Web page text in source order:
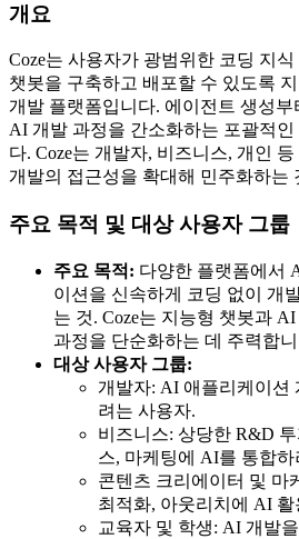
개요
Coze는 사용자가 광범위한 코딩 지
챗봇을 구축하고 배포할 수 있도록
개발 플랫폼입니다. 에이전트 생성부
AI 개발 과정을 간소화하는 포괄적인
다. Coze는 개발자, 비즈니스, 개인
개발의 접근성을 확대해 민주화하는
주요 목적 및 대상 사용자 그룹
주요 목적: 다양한 플랫폼에서
이션을 신속하게 코딩 없이 개
는 것. Coze는 지능형 챗봇과
과정을 단순화하는 데 주력합
대상 사용자 그룹:
개발자: AI 애플리케이션
려는 사용자.
비즈니스: 상당한 R&D
스, 마케팅에 AI를 통합하
콘텐츠 크리에이터 및 마
최적화, 아웃리치에 AI 활
교육자 및 학생: AI 개발